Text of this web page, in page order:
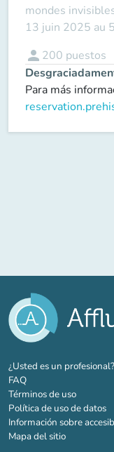
mondes
13 juin 2025 au
person 200 puestos
Para más
¿Usted es un profesional?
FAQ
Términos de uso
Política de uso de datos
Información sobre
Mapa del sitio